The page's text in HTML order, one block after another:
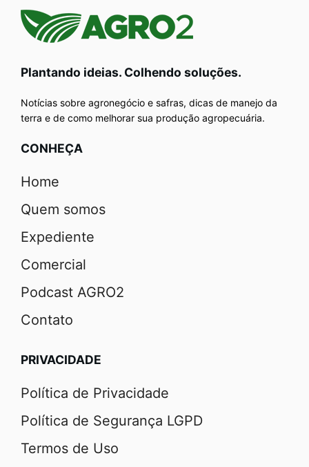
Plantando ideias. Colhendo soluções.
Notícias sobre agronegócio e safras, dicas de manejo da
terra e de como melhorar sua produção agropecuária.
CONHEÇA
Home
Quem somos
Expediente
Comercial
Podcast AGRO2
Contato
PRIVACIDADE
Política de Privacidade
Política de Segurança LGPD
Termos de Uso